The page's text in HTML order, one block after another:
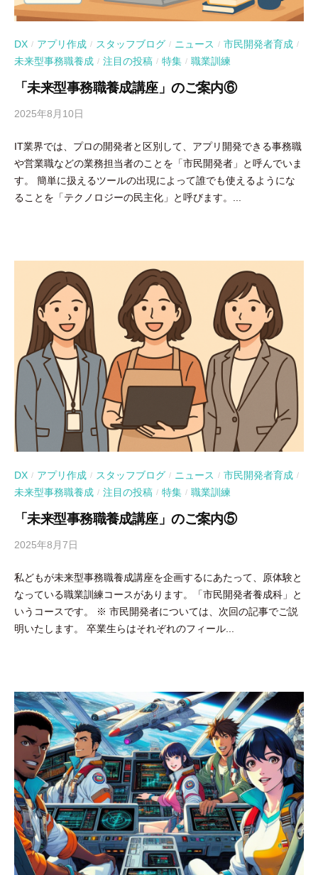
DX / アプリ作成 / スタッフブログ / ニュース / 市民開発者育成 /
未来型事務職養成 / 注目の投稿 / 特集 / 職業訓練
「未来型事務職養成講座」のご案内⑥
2025年8月10日
吉
田
豪
IT業界では、プロの開発者と区別して、アプリ開発できる事務職
や営業職などの業務担当者のことを「市民開発者」と呼んでいま
す。 簡単に扱えるツールの出現によって誰でも使えるようにな
ることを「テクノロジーの民主化」と呼びます。...
DX / アプリ作成 / スタッフブログ / ニュース / 市民開発者育成 /
未来型事務職養成 / 注目の投稿 / 特集 / 職業訓練
「未来型事務職養成講座」のご案内⑤
2025年8月7日
吉
田
豪
私どもが未来型事務職養成講座を企画するにあたって、原体験と
なっている職業訓練コースがあります。「市民開発者養成科」と
いうコースです。 ※ 市民開発者については、次回の記事でご説
明いたします。 卒業生らはそれぞれのフィール...